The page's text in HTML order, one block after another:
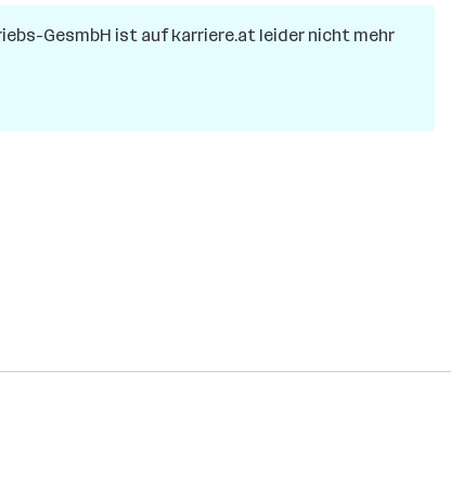
GesmbH ist auf karriere.at leider nicht mehr